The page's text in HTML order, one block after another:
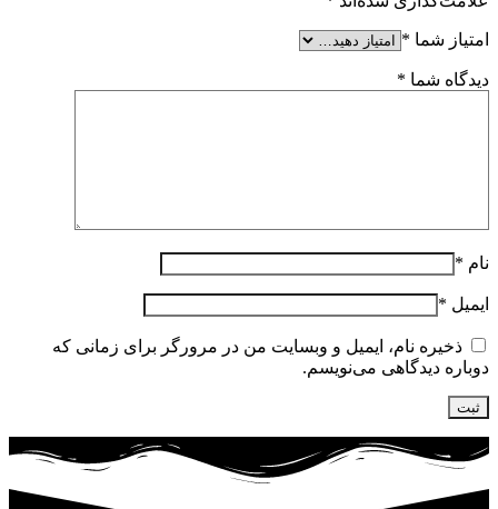
امتیاز شما *
دیدگاه شما *
نام *
ایمیل *
ذخیره نام، ایمیل و وبسایت من در مرورگر برای زمانی که
دوباره دیدگاهی می‌نویسم.